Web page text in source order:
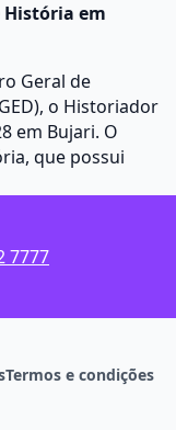
em
Geral de
o Historiador
em Bujari. O
que possui
7777
Termos e condições